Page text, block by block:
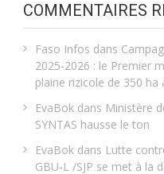
COMMENTAIRES
Faso Infos dans
2025-2026 : le Premier
plaine rizicole de 350 ha
EvaBok dans Ministère
SYNTAS hausse le ton
EvaBok dans Lutte
GBU-L /SJP se met à la